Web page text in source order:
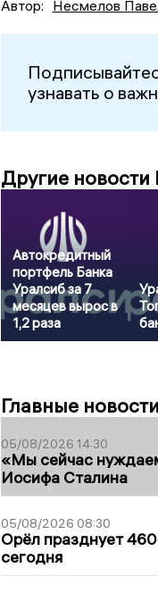
Автор: Несмелов
узнавать о
Другие
Автокредитный
портфель Банка
Уралсиб за 7
месяцев вырос в
1,2 раза
Главные новости
05/08/2026 14:30
«Мы сейчас
Иосифа Сталина
05/08/2026 08:30
Орёл празднует
сегодня